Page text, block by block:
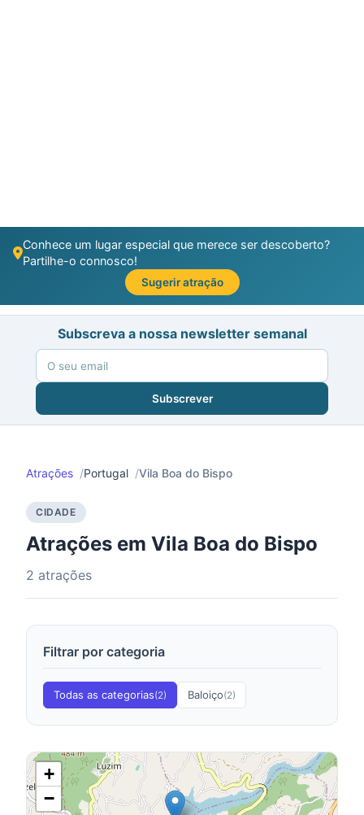
Conhece um lugar especial que merece ser descoberto?
Partilhe-o connosco!
Sugerir atração
Subscreva a nossa newsletter semanal
Subscrever
Atrações Portugal Vila Boa do Bispo
CIDADE
Atrações em Vila Boa do Bispo
2 atrações
Filtrar por categoria
Todas as categorias(2) Baloiço(2)
+
−